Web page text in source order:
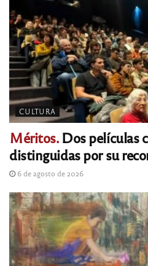
CULTURA
Méritos.Dos películas
distinguidas por su
6 de agosto de 2026